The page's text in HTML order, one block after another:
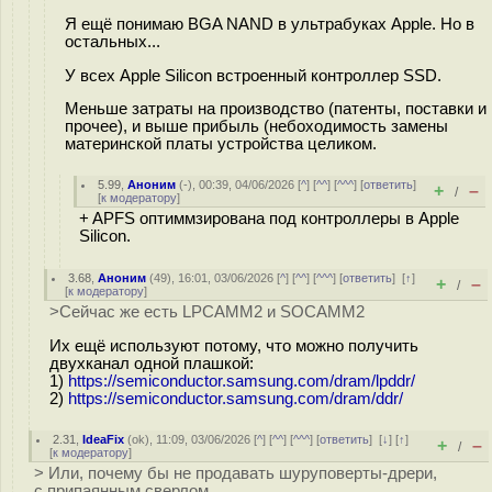
Я ещё понимаю BGA NAND в ультрабуках Apple. Но в
остальных...
У всех Apple Silicon встроенный контроллер SSD.
Меньше затраты на производство (патенты, поставки и
прочее), и выше прибыль (небоходимость замены
материнской платы устройства целиком.
5.99 ,Аноним (-), 00:39, 04/06/2026 [^] [^^] [^^^] [ответить]
[к модератору] + / –
+ APFS оптиммзирована под контроллеры в Apple
Silicon.
3.68 ,Аноним (49), 16:01, 03/06/2026 [^] [^^] [^^^] [ответить][↑]
[к модератору] + / –
>Сейчас же есть LPCAMM2 и SOCAMM2
Их ещё используют потому, что можно получить
двухканал одной плашкой:
1) https://semiconductor.samsung.com/dram/lpddr/
2) https://semiconductor.samsung.com/dram/ddr/
2.31 ,IdeaFix (ok), 11:09, 03/06/2026 [^] [^^] [^^^] [ответить][↓] [↑]
[к модератору] + / –
> Или, почему бы не продавать шуруповерты-дрери,